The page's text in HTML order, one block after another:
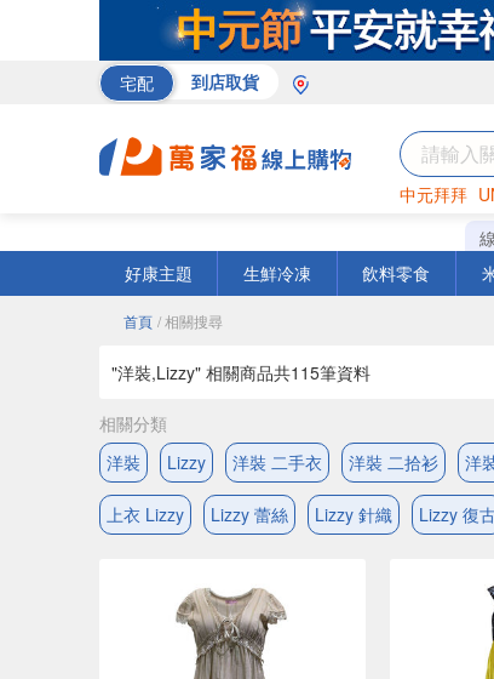
宅配 到店取貨
中元拜拜
巧克力
好康主題
生鮮冷凍 飲料零食
首頁 / 相關搜尋
"洋裝,Lizzy" 相關商品共115筆資料
相關分類
洋裝
Lizzy 洋裝 二手衣 洋裝 二拾衫 洋
上衣 Lizzy Lizzy 蕾絲 Lizzy 針織 Lizzy 復